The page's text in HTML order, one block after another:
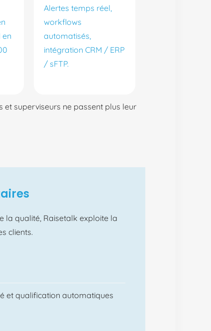
en
Alertes temps réel,
workflows
automatisés,
intégration CRM / ERP
/ sFTP.
et superviseurs ne passent plus leur
la qualité Raisetalk exploite la
clients.
et qualification automatiques